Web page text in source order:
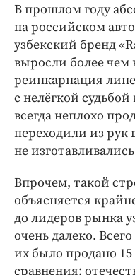
В прошлом году
на российском
узбекский бренд
выросли более чем
реинкарнация
с нелёгкой
всегда неплохо
переходили из рук
не
Впрочем, такой
объясняется
до лидеров рынка
очень далеко.
их было продано
сравнения: